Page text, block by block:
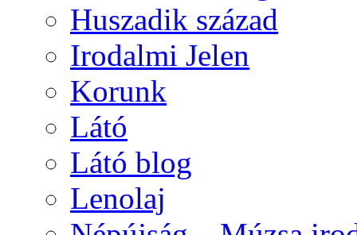
Huszadik század
Irodalmi Jelen
Korunk
Látó
Látó blog
Lenolaj